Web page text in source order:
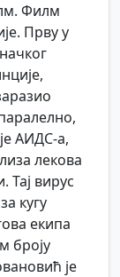
Филм
Прву у
АИДС-а,
лекова
Тај вирус
кугу
екипа
броју
је